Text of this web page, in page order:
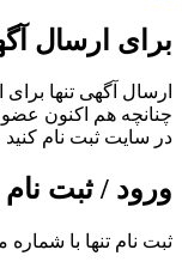
برای ارسال
ارسال آگهی تنها
چنانچه هم‌ اکنون
در سایت ثبت نام کنید
ورود / ثبت نام
ثبت نام تنها با